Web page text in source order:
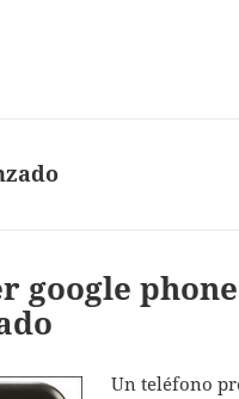
google
Un teléfono